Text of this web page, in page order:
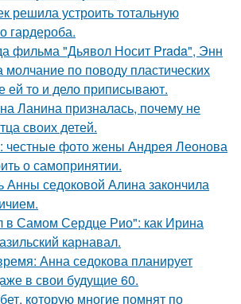
решила устроить тотальную
гардероба.
фильма "Дьявол Носит Prada", Энн
молчание по поводу пластических
ей то и дело приписывают.
Ланина призналась, почему не
своих детей.
честные фото жены Андрея Леонова
о самопринятии.
Анны седоковой Алина закончила
в Самом Сердце Рио": как Ирина
карнавал.
Анна седокова планирует
в свои будущие 60.
которую многие помнят по